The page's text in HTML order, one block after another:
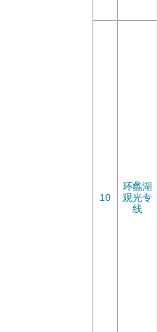
10
环蠡湖
观光专
线